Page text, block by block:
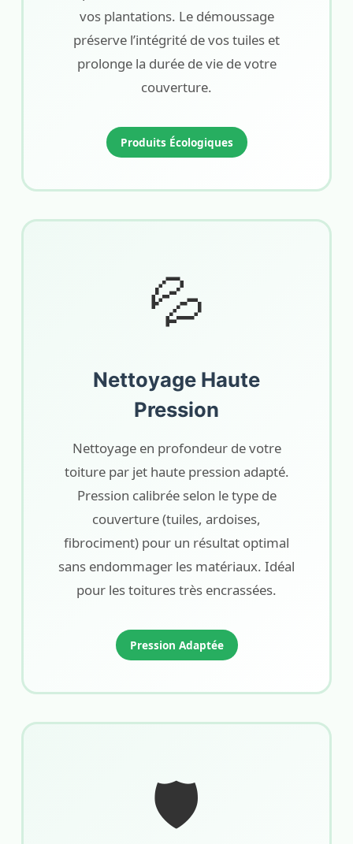
vos plantations. Le démoussage
préserve l’intégrité de vos tuiles et
prolonge la durée de vie de votre
couverture.
Produits Écologiques
💦
Nettoyage Haute
Pression
Nettoyage en profondeur de votre
toiture par jet haute pression adapté.
Pression calibrée selon le type de
couverture (tuiles, ardoises,
fibrociment) pour un résultat optimal
sans endommager les matériaux. Idéal
pour les toitures très encrassées.
Pression Adaptée
🛡️